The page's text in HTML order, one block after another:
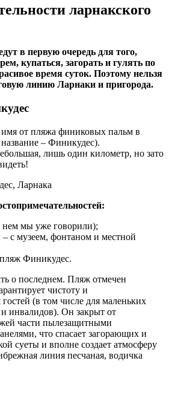
ларнакского
в первую очередь для того,
купаться, загорать и гулять по
время суток. Поэтому нельзя
линию Ларнаки и пригорода.
имя от пляжа финиковых пальм в
– Финикудес).
лишь один километр, но зато
нем мы уже говорили);
с музеем, фонтаном и местной
Финикудес.
о последнем. Пляж отмечен
чистоту и
(в том числе для маленьких
инвалидов). Он закрыт от
части пылезащитными
что спасает загорающих и
суеты и вполне создает атмосферу
линия песчаная, водичка